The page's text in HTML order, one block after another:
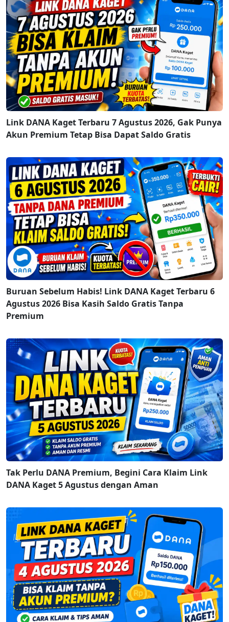
Link DANA Kaget Terbaru 7 Agustus 2026, Gak Punya
Akun Premium Tetap Bisa Dapat Saldo Gratis
Buruan Sebelum Habis! Link DANA Kaget Terbaru 6
Agustus 2026 Bisa Kasih Saldo Gratis Tanpa
Premium
Tak Perlu DANA Premium, Begini Cara Klaim Link
DANA Kaget 5 Agustus dengan Aman